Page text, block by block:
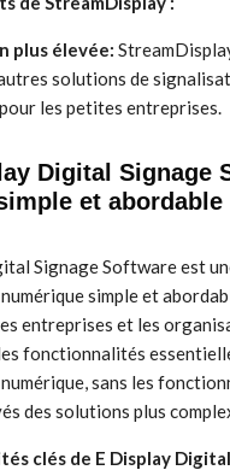
plus élevée:
solutions de
les petites entreprises.
Digital Signage
et abordable
Signage Software est
simple et
entreprises et les
fonctionnalités
sans les
des solutions plus
clés de E Display